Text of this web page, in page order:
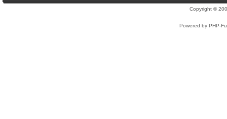
Copyright ©
Powered by PHP-